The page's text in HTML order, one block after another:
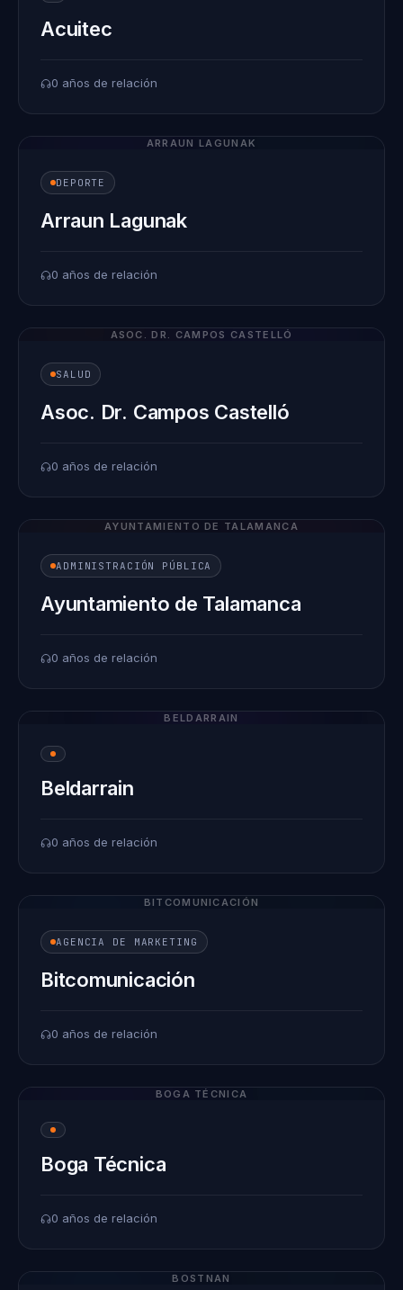
Acuitec
0 años de relación
ARRAUN LAGUNAK
DEPORTE
Arraun Lagunak
0 años de relación
ASOC. DR. CAMPOS CASTELLÓ
SALUD
Asoc. Dr. Campos Castelló
0 años de relación
AYUNTAMIENTO DE TALAMANCA
ADMINISTRACIÓN PÚBLICA
Ayuntamiento de Talamanca
0 años de relación
BELDARRAIN
Beldarrain
0 años de relación
BITCOMUNICACIÓN
AGENCIA DE MARKETING
Bitcomunicación
0 años de relación
BOGA TÉCNICA
Boga Técnica
0 años de relación
BOSTNAN